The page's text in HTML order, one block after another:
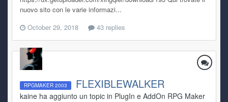
nuovo sito con le varie informazi...
October 29, 2018
43 replies
RPGMAKER 2003 FLEXIBLEWALKER
kaine ha aggiunto un topic in PlugIn e AddOn RPG Maker